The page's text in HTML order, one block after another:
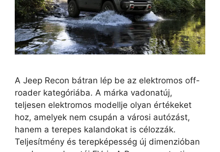
A Jeep Recon bátran lép be az elektromos off-
roader kategóriába. A márka vadonatúj,
teljesen elektromos modellje olyan értékeket
hoz, amelyek nem csupán a városi autózást,
hanem a terepes kalandokat is célozzák.
Teljesítmény és terepképesség új dimenzióban